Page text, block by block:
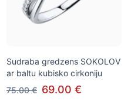
Sudraba gredzens SOKOLOV
ar baltu kubisko cirkoniju
75.00 € 69.00 €